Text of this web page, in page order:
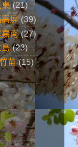
東 (21)
高屏 (39)
嘉南 (27)
島 (23)
苗 (15)